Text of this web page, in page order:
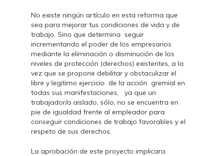
No existe ningún artículo en esta reforma que
sea para mejorar tus condiciones de vida y de
trabajo. Sino que determina seguir
incrementando el poder de los empresarios
mediante la eliminación o disminución de los
niveles de protección (derechos) existentes, a la
vez que se propone debilitar y obstaculizar el
libre y legitimo ejercicio de la acción gremial en
todas sus manifestaciones, ya que un
trabajador/a aislado, sólo, no se encuentra en
pie de igualdad frente al empleador para
conseguir condiciones de trabajo favorables y el
respeto de sus derechos.
La aprobación de este proyecto implicara